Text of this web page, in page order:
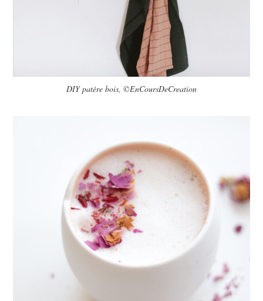
DIY patère bois, ©EnCoursDeCreation